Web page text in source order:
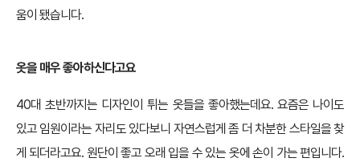
움이 됐습니다.
옷을 매우 좋아하신다고요
40대 초반까지는 디자인이 튀는 옷들을 좋아했는데요. 요즘은 나이도
있고 임원이라는 자리도 있다보니 자연스럽게 좀 더 차분한 스타일을 찾
게 되더라고요. 원단이 좋고 오래 입을 수 있는 옷에 손이 가는 편입니다.